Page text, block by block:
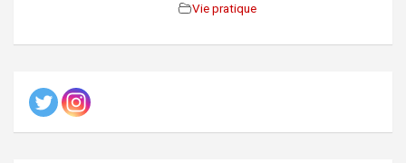
Vie pratique